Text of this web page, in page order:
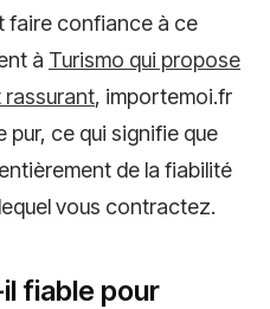
faire confiance à ce
à Turismo qui propose
rassurant, importemoi.fr
ce qui signifie que
de la fiabilité
vous contractez.
fiable pour